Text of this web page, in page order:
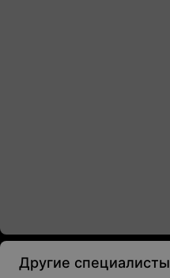
Другие специалисты